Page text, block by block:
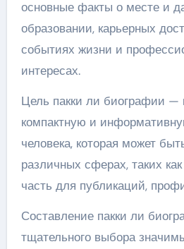
основные факты о месте и
образовании, карьерных
событиях жизни и
интересах.
Цель пакки ли биографии —
компактную и
человека, которая может
различных сферах, таких
часть для публикаций,
Составление пакки ли
тщательного выбора